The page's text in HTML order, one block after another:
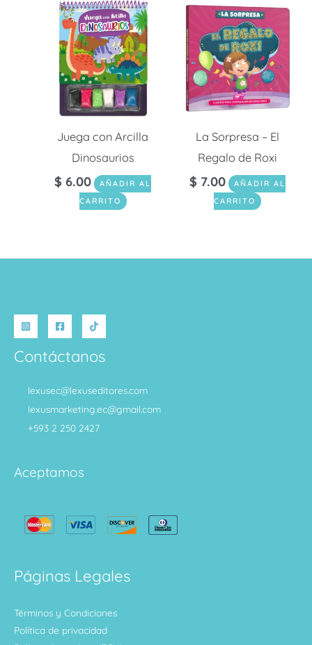
Juega con Arcilla
Dinosaurios
$ 6.00
AÑADIR AL
CARRITO
La Sorpresa – El
Regalo de Roxi
$ 7.00
AÑADIR AL
CARRITO
Contáctanos
lexusec@lexuseditores.com
lexusmarketing.ec@gmail.com
+593 2 250 2427
Aceptamos
Páginas Legales
Términos y Condiciones
Política de privacidad